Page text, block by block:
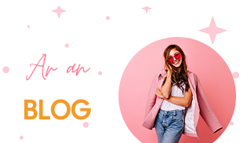
Ar an
BLOG